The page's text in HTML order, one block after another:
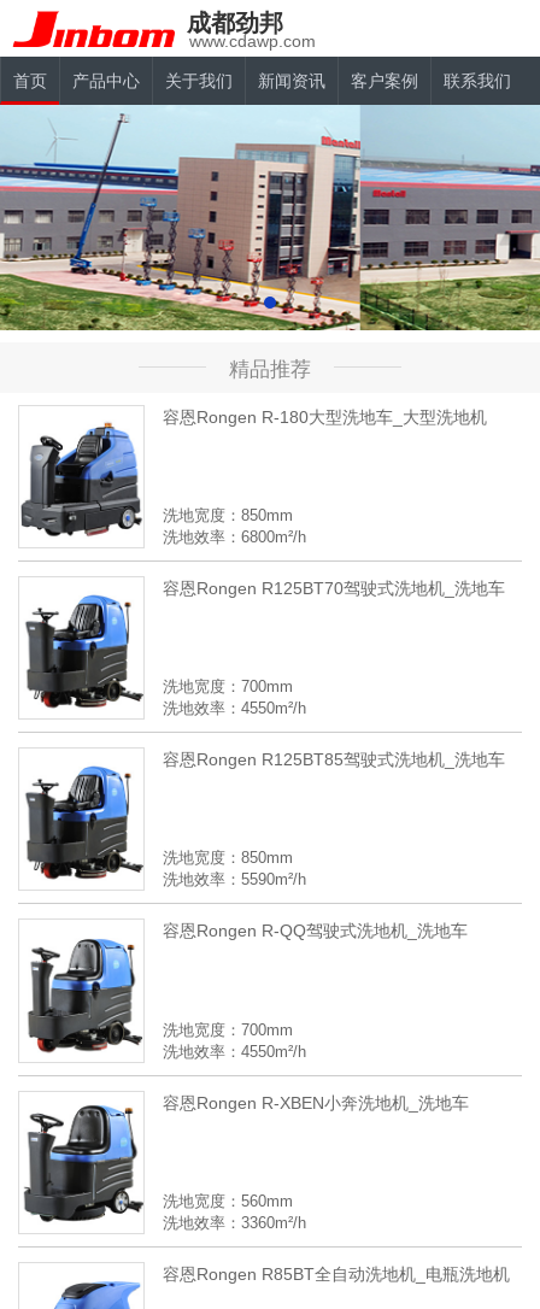
成都劲邦
www.cdawp.com
首页 产品中心 关于我们 新闻资讯 客户案例 联系我们
精品推荐
容恩Rongen R-180大型洗地车_大型洗地机
洗地宽度：850mm
洗地效率：6800m²/h
容恩Rongen R125BT70驾驶式洗地机_洗地车
洗地宽度：700mm
洗地效率：4550m²/h
容恩Rongen R125BT85驾驶式洗地机_洗地车
洗地宽度：850mm
洗地效率：5590m²/h
容恩Rongen R-QQ驾驶式洗地机_洗地车
洗地宽度：700mm
洗地效率：4550m²/h
容恩Rongen R-XBEN小奔洗地机_洗地车
洗地宽度：560mm
洗地效率：3360m²/h
容恩Rongen R85BT全自动洗地机_电瓶洗地机